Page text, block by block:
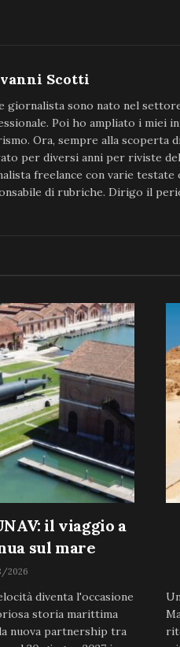
Scotti
giornalista sono nato nel
Poi ho ampliato i miei
Ora, sempre alla scoperta
per diversi anni per riviste
freelance con varie testate
di rubriche. Dirigo il
il viaggio a
sul mare
2026
diventa l'occasione
storia marittima
nuova partnership tra